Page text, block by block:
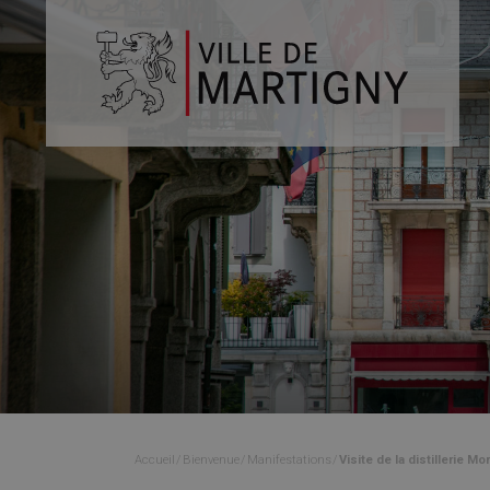
Accueil Bienvenue Manifestations Visite de la distillerie